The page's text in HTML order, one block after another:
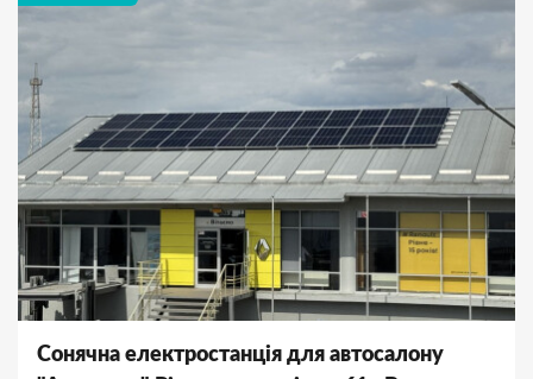
Сонячна електростанція для автосалону